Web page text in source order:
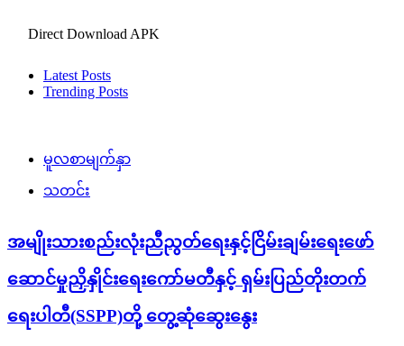
Direct Download APK
Latest Posts
Trending Posts
မူလစာမျက်နှာ
သတင်း
အမျိုးသားစည်းလုံးညီညွတ်ရေးနှင့်ငြိမ်းချမ်းရေးဖော်
ဆောင်မှုညှိနှိုင်းရေးကော်မတီနှင့် ရှမ်းပြည်တိုးတက်
ရေးပါတီ(SSPP)တို့ တွေ့ဆုံဆွေးနွေး